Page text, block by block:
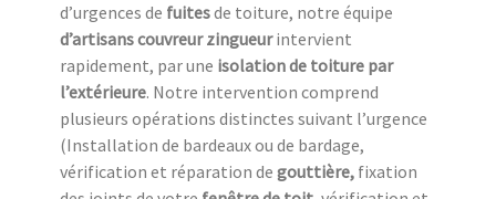
d’urgences de fuitesde toiture, notre équipe
d’artisans couvreur zingueurintervient
rapidement, par une isolation de toiture par
l’extérieure. Notre intervention comprend
plusieurs opérations distinctes suivant l’urgence
(Installation de bardeaux ou de bardage,
vérification et réparation de gouttière, fixation